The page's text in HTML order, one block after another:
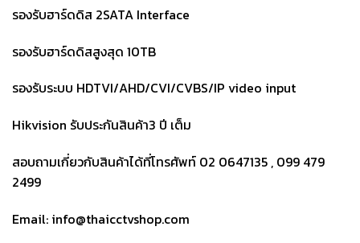
รองรับฮาร์ดดิส 2SATA Interface
รองรับฮาร์ดดิสสูงสุด 10TB
รองรับระบบ HDTVI/AHD/CVI/CVBS/IP video input
Hikvision รับประกันสินค้า3 ปี เต็ม
สอบถามเกี่ยวกับสินค้าได้ที่โทรศัพท์ 02 0647135 , 099 479
2499
Email: info@thaicctvshop.com